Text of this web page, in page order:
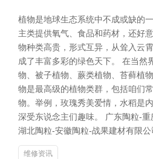
植物是地球生态系统中不成或缺的
主类提供氧气、食品和药材，还好
物种类高贵，形式互异，从耸入云
成了丰富多彩的绿色天下。 在当然
物、被子植物、蕨类植物、苔藓植
物是最高级的植物类群，包括咱们
物。举例，玫瑰秀美爱情，水稻是
深受东说念主们趣味。 广东陶粒-
湖北陶粒-安徽陶粒-战果建材有限
维修资讯